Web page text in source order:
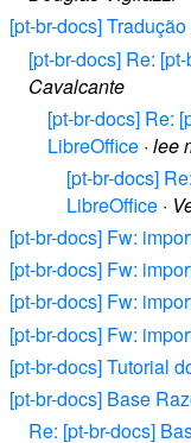
[pt-br-docs]
[pt-br-docs] Re:
Cavalcante
[pt-br-docs] Re:
LibreOffice · lee
[pt-br-docs]
LibreOffice ·
[pt-br-docs] Fw:
[pt-br-docs] Fw:
[pt-br-docs] Fw:
[pt-br-docs] Fw:
[pt-br-docs] Tutorial
[pt-br-docs] Base
Re: [pt-br-docs]